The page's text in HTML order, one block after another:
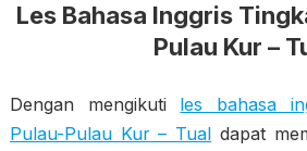
Les Bahasa Inggris
Pulau Kur –
Dengan mengikuti les bahasa
Pulau-Pulau Kur – Tual dapat